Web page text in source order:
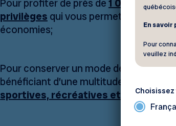
Pour profiter de près de1 000 rabais
privilèges qui vous permettent de faire
économies;
Pour conserver un mode de vie actif en
bénéficiant d’une multitude
sportives, récréatives et culturelles
En savoir
Pour
veuillez